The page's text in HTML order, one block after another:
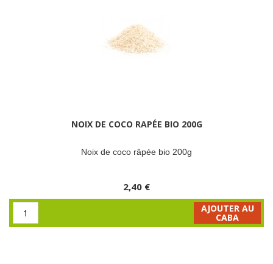
NOIX DE COCO RAPÉE BIO 200G
Noix de coco râpée bio 200g
2,40 €
AJOUTER AU
CABA